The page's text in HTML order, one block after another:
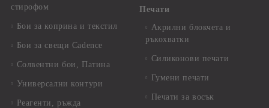
стирофом
Бои за коприна и текстил
Бои за свещи Cadence
Солвентни бои, Патина
Универсални контури
Реагенти, ръжда
Печати
Акрилни блокчета и
ръкохватки
Силиконови печати
Гумени печати
Печати за восък